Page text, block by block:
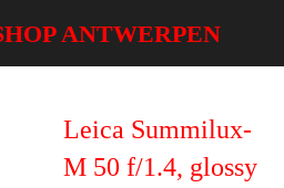
ANTWERPEN
Leica Summilux-
M 50 f/1.4, glossy